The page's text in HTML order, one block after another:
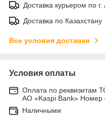
Доставка курьером по
Доставка по Казахстану
Все условия доставки
Условия оплаты
Оплата по реквизитам
АО «Kaspi Bank» Номер
Наличными